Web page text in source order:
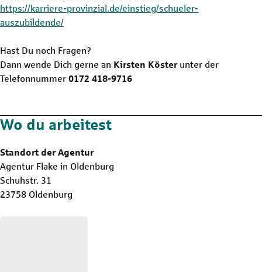
https://karriere-provinzial.de/einstieg/schueler-
auszubildende/
Hast Du noch Fragen?
Dann wende Dich gerne an Kirsten Köster unter der
Telefonnummer 0172 418-9716
Wo du arbeitest
Standort der Agentur
Agentur Flake in Oldenburg
Schuhstr. 31
23758 Oldenburg